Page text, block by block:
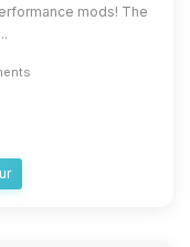
mods! The